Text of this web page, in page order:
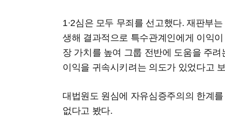
1·2심은 모두 무죄를 선고했다. 재판부
생해 결과적으로 특수관계인에게 이익
장 가치를 높여 그룹 전반에 도움을 주
이익을 귀속시키려는 의도가 있었다고
대법원도 원심에 자유심증주의의 한계
없다고 봤다.